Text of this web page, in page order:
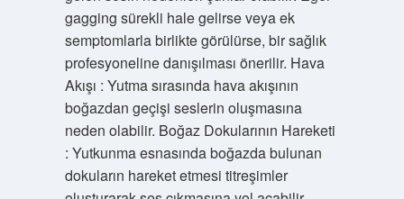
gagging sürekli hale gelirse veya ek
semptomlarla birlikte görülürse, bir sağlık
profesyoneline danışılması önerilir. Hava
Akışı : Yutma sırasında hava akışının
boğazdan geçişi seslerin oluşmasına
neden olabilir. Boğaz Dokularının Hareketi
: Yutkunma esnasında boğazda bulunan
dokuların hareket etmesi titreşimler